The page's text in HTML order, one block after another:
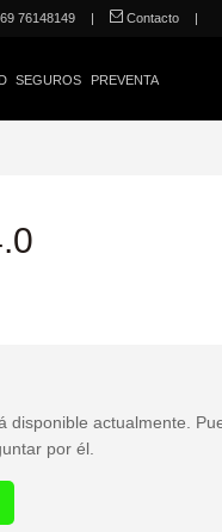
76148149 | Contacto |
SEGUROS PREVENTA
disponible actualmente.
por él.